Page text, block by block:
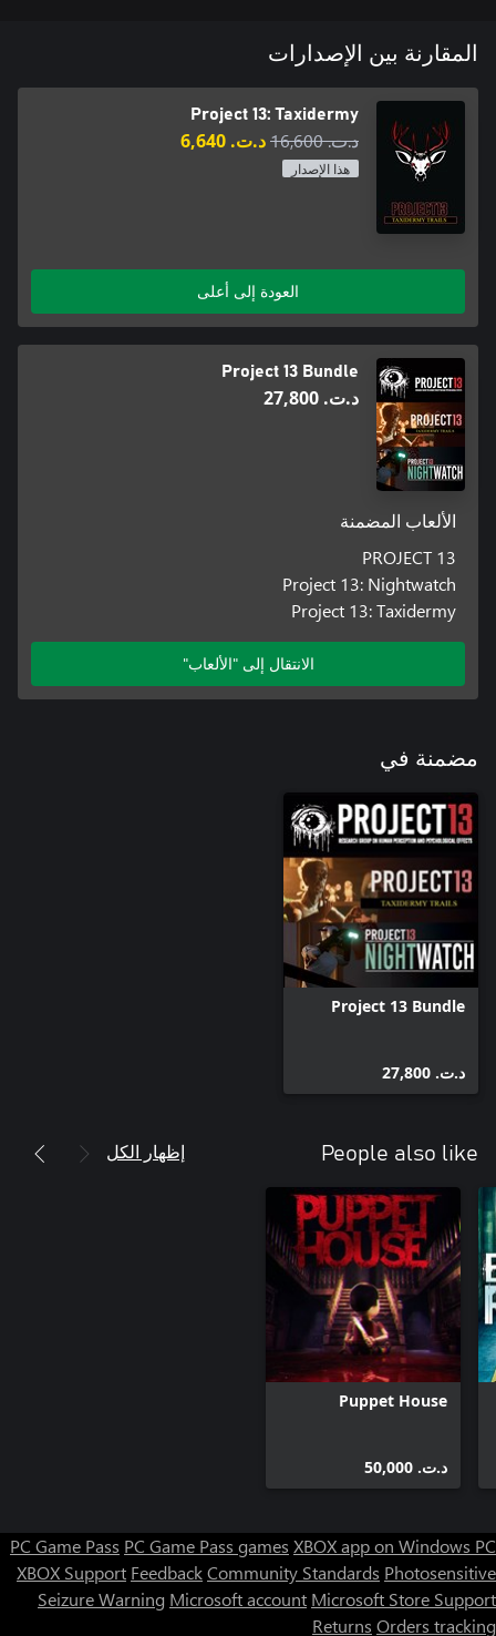
المقارنة بين الإصدارات
Project 13: Taxidermy
د.ت.‏ 16,600 د.ت.‏ 6,640
هذا الإصدار
العودة إلى أعلى
Project 13 Bundle
د.ت.‏ 27,800
الألعاب المضمنة
PROJECT 13
Project 13: Nightwatch
Project 13: Taxidermy
الانتقال إلى "الألعاب"
مضمنة في
Project 13 Bundle
د.ت.‏ 27,800
People also like إظهار الكل
Puppet House
د.ت.‏ 50,000
PC Game Pass PC Game Pass games XBOX app on Windows PC
XBOX Support FeedbackCommunity Standards Photosensitive
Seizure Warning Microsoft account Microsoft Store Support
Returns Orders tracking